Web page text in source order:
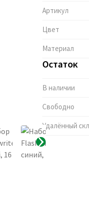
Артикул
Цвет
Материал
Остаток
В наличии
Свободно
Удалённый